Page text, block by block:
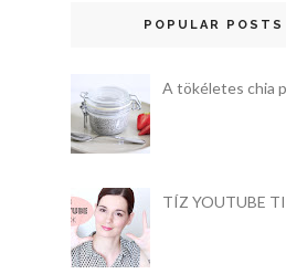
POPULAR POSTS
A tökéletes chia
TÍZ YOUTUBE